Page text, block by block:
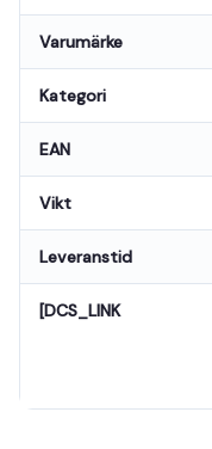
Varumärke
Kategori
EAN
Vikt
Leveranstid
[DCS_LINK